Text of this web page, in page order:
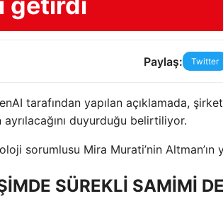
Paylaş: Twitter
tarafından yapılan açıklamada,
duyurduğu belirtiliyor.
sorumlusu Mira Murati’nin
SÜREKLİ SAMİMİ